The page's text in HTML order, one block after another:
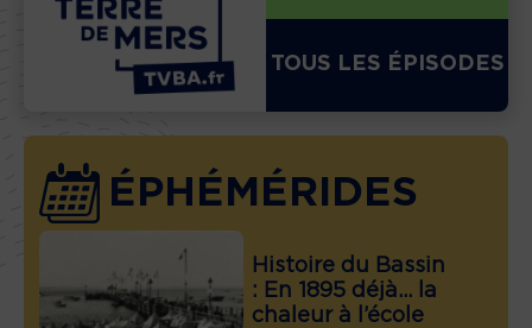
TOUS LES ÉPISODES
ÉPHÉMÉRIDES
Histoire du Bassin
: En 1895 déjà… la
chaleur à l’école